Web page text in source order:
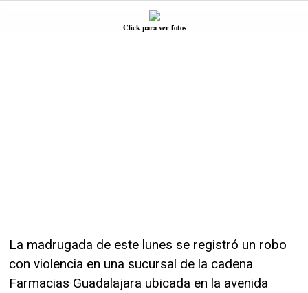
Click para ver fotos
La madrugada de este lunes se registró un robo
con violencia en una sucursal de la cadena
Farmacias Guadalajara ubicada en la avenida